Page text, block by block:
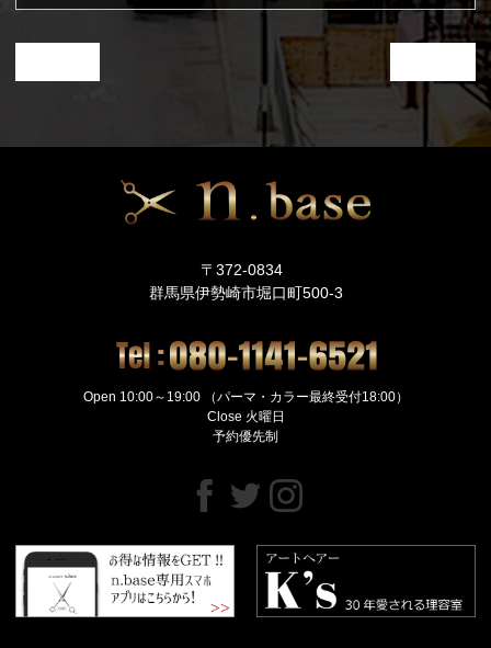
〒372-0834
群馬県伊勢崎市堀口町500-3
Open 10:00～19:00 （パーマ・カラー最終受付18:00）
Close 火曜日
予約優先制